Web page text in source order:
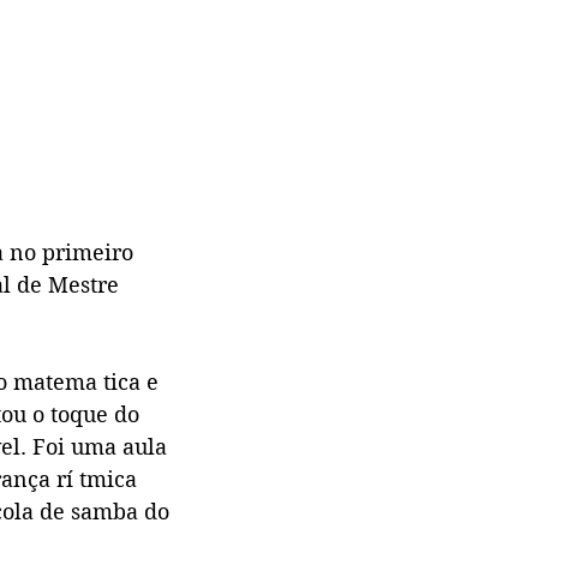
no primeiro
de Mestre
matema tica e
o toque do
Foi uma aula
rí tmica
de samba do